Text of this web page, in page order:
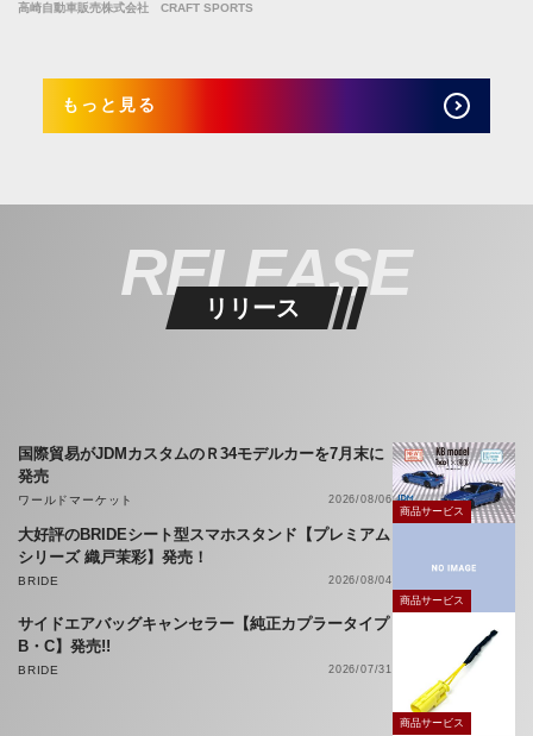
高崎自動車販売株式会社 CRAFT SPORTS
もっと見る
RELEASE
リリース
国際貿易がJDMカスタムのＲ34モデルカーを7月末に
発売
ワールドマーケット
2026/08/06
商品サービス
大好評のBRIDEシート型スマホスタンド【プレミアム
シリーズ 織戸茉彩】発売！
BRIDE
2026/08/04
商品サービス
サイドエアバッグキャンセラー【純正カプラータイプ
B・C】発売!!
BRIDE 2026/07/31
商品サービス